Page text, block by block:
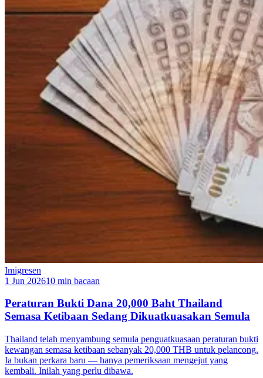
Imigresen
1 Jun 202610 min bacaan
Peraturan Bukti Dana 20,000 Baht Thailand
Semasa Ketibaan Sedang Dikuatkuasakan Semula
Thailand telah menyambung semula penguatkuasaan peraturan bukti
kewangan semasa ketibaan sebanyak 20,000 THB untuk pelancong.
Ia bukan perkara baru — hanya pemeriksaan mengejut yang
kembali. Inilah yang perlu dibawa.